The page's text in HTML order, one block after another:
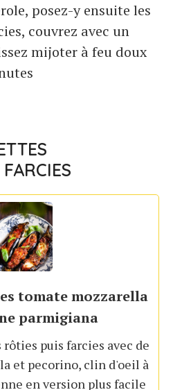
posez-y ensuite les
couvrez avec un
mijoter à feu doux
tomate mozzarella
parmigiana
puis farcies avec de
et pecorino, clin d'oeil à
en version plus facile